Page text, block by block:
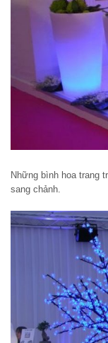
Những bình hoa trang
sang chảnh.